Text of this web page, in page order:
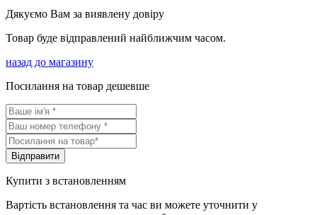
Дякуємо Вам за виявлену довіру
Товар буде відправлений найближчим часом.
назад до магазину
Посилання на товар дешевше
Вiдправити
Купити з встановленням
Вартість встановлення та час ви можете уточнити у